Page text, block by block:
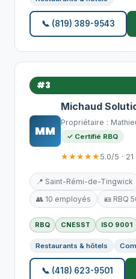
📞 (819) 389-9543
#3
MM
Michaud
Propriétaire :
✓ Certifié RBQ
★★★★★5.0/5 ·
📍 Saint-Rémi-de-Tingwick
👥 10 employés
🪪 RBQ
RBQ CNESST ISO 9001
Restaurants & hôtels
📞 (418) 623-9501